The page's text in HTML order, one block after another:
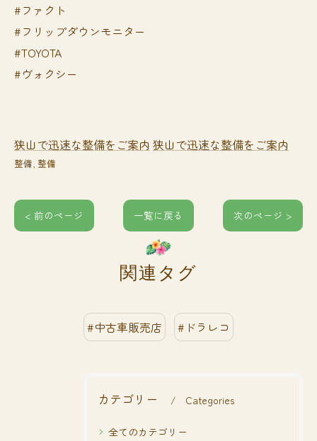
#ファクト
#フリップダウンモニター
#TOYOTA
#ヴォクシー
狭山で迅速な整備をご案内 狭山で迅速な整備をご案内
整備 整備
< 前のページ 一覧に戻る 次のページ >
関連タグ
#中古車販売店 #ドラレコ
カテゴリー Categories
全てのカテゴリー